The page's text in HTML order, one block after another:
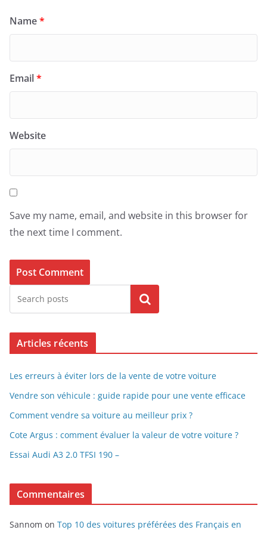
Name*
Email*
Website
Save my name, email, and website in this browser for
the next time I comment.
Search
Articles récents
Les erreurs à éviter lors de la vente de votre voiture
Vendre son véhicule : guide rapide pour une vente efficace
Comment vendre sa voiture au meilleur prix ?
Cote Argus : comment évaluer la valeur de votre voiture ?
Essai Audi A3 2.0 TFSI 190 –
Commentaires
Sannom on Top 10 des voitures préférées des Français en